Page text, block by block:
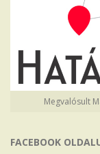
Megvalósult
FACEBOOK